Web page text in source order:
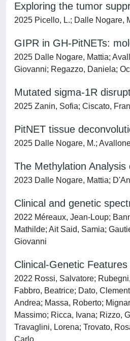
Exploring the tumor
2025 Picello, L.; Dalle Nogare,
GIPR in GH-PitNETs:
2025 Dalle Nogare, Mattia;
Giovanni; Regazzo, Daniela;
Mutated sigma-1R
2025 Zanin, Sofia; Ciscato,
PitNET tissue
2025 Dalle Nogare, M.;
The Methylation
2023 Dalle Nogare, Mattia;
Clinical and genetic
2022 Méreaux, Jean-Loup;
Mathilde; Ait Said, Samia;
Giovanni
Clinical-Genetic
2022 Rossi, Salvatore;
Fabbro, Beatrice; Dato,
Andrea; Massa, Roberto;
Massimo; Ricca, Ivana; Rizzo,
Travaglini, Lorena; Trovato,
Carlo